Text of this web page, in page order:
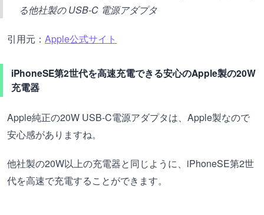
る他社製の USB-C 電源アダプタ
引用元： Apple公式サイト
iPhoneSE第2世代を高速充電できる安心のApple製の20W
充電器
Apple純正の20W USB-C電源アダプタは、Apple製なので
安心感がありますね。
他社製の20W以上の充電器と同じように、iPhoneSE第2世
代を高速で充電することができます。